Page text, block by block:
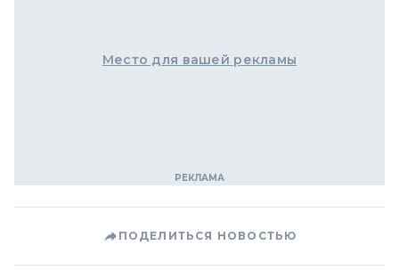
Место для вашей рекламы
ПОДЕЛИТЬСЯ НОВОСТЬЮ